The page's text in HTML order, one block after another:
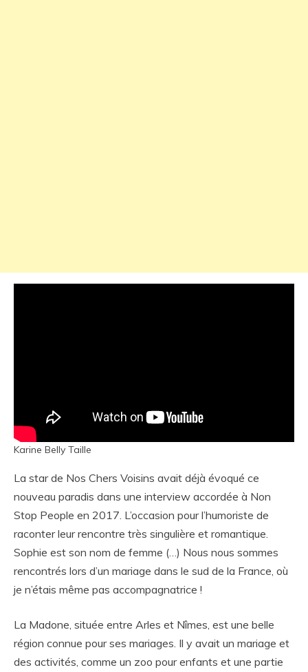
Karine Belly Taille
La star de Nos Chers Voisins avait déjà évoqué ce
nouveau paradis dans une interview accordée à Non
Stop People en 2017. L’occasion pour l’humoriste de
raconter leur rencontre très singulière et romantique.
Sophie est son nom de femme (…) Nous nous sommes
rencontrés lors d’un mariage dans le sud de la France, où
je n’étais même pas accompagnatrice !
La Madone, située entre Arles et Nîmes, est une belle
région connue pour ses mariages. Il y avait un mariage et
des activités, comme un zoo pour enfants et une partie